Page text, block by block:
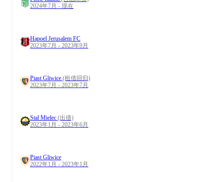
2024年7月 - 现在
Hapoel Jerusalem FC
2023年7月 - 2023年9月
Piast Gliwice (租借回归)
2023年7月 - 2023年7月
Stal Mielec (出借)
2023年1月 - 2023年6月
Piast Gliwice
2022年1月 - 2023年1月